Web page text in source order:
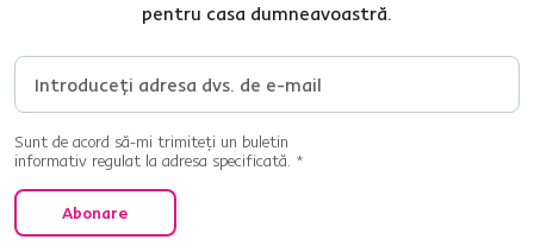
pentru casa dumneavoastră.
Sunt de acord să-mi trimiteți un buletin
informativ regulat la adresa specificată. *
Abonare